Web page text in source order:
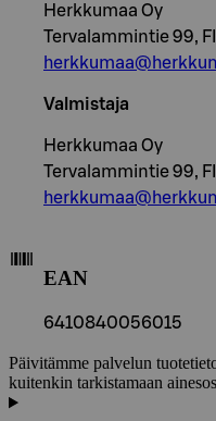
Herkkumaa Oy
Tervalammintie 99,
Valmistaja
Herkkumaa Oy
Tervalammintie 99,
EAN
6410840056015
Päivitämme palvelun
kuitenkin tarkistamaan